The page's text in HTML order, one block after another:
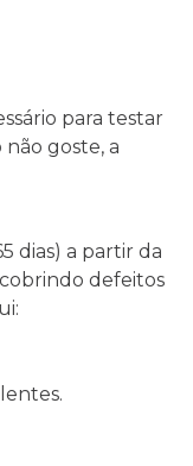
para testar
não goste, a
dias) a partir da
defeitos